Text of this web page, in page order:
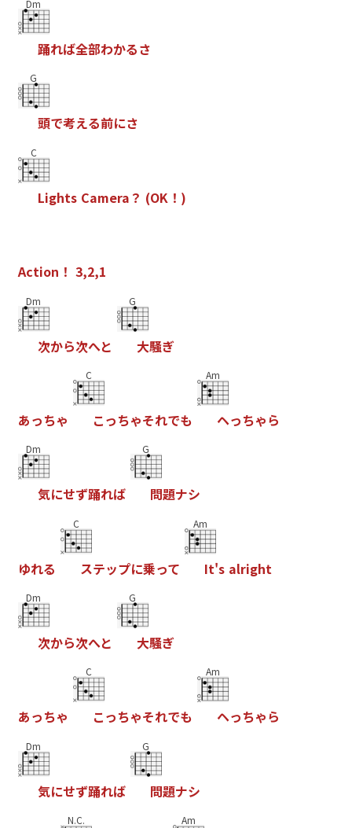
Dm
踊れば全部わかるさ
G
頭で考える前にさ
C
Lights Camera ？ (OK ！ )
Action ！ 3,2,1
Dm
次から次へと
G
大騒ぎ
あっちゃ
C
こっちゃそれでも
Am
ヘっちゃら
Dm
気にせず踊れば
G
問題ナシ
ゆれる
C
ステップに乗って
Am
It's alright
Dm
次から次へと
G
大騒ぎ
あっちゃ
C
こっちゃそれでも
Am
ヘっちゃら
Dm
気にせず踊れば
G
問題ナシ
N.C. Am